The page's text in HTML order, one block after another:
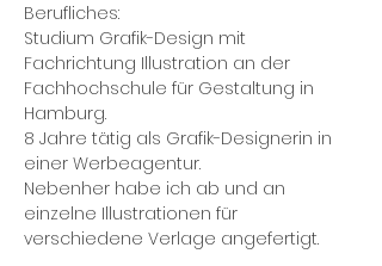
Berufliches:
Studium Grafik-Design mit
Fachrichtung Illustration an der
Fachhochschule für Gestaltung in
Hamburg.
8 Jahre tätig als Grafik-Designerin in
einer Werbeagentur.
Nebenher habe ich ab und an
einzelne Illustrationen für
verschiedene Verlage angefertigt.